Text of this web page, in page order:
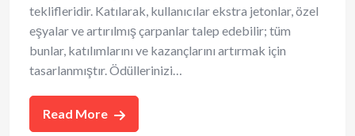
teklifleridir. Katılarak, kullanıcılar ekstra jetonlar, özel
eşyalar ve artırılmış çarpanlar talep edebilir; tüm
bunlar, katılımlarını ve kazançlarını artırmak için
tasarlanmıştır. Ödüllerinizi…
Read More